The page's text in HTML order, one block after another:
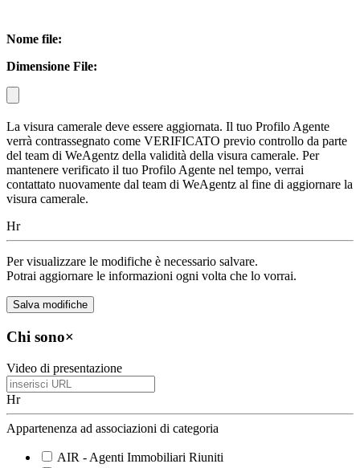
Nome file:
Dimensione File:
La visura camerale deve essere aggiornata. Il tuo Profilo Agente
verrà contrassegnato come VERIFICATO previo controllo da parte
del team di WeAgentz della validità della visura camerale. Per
mantenere verificato il tuo Profilo Agente nel tempo, verrai
contattato nuovamente dal team di WeAgentz al fine di aggiornare la
visura camerale.
Hr
Per visualizzare le modifiche è necessario salvare.
Potrai aggiornare le informazioni ogni volta che lo vorrai.
Chi sono×
Video di presentazione
Hr
Appartenenza ad associazioni di categoria
AIR - Agenti Immobiliari Riuniti